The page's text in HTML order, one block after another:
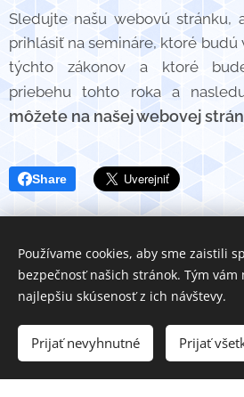
Sledujte našu webovú stránku,
prihlásiť na semináre, ktoré budú
týchto zákonov a ktoré
priebehu tohto roka a
môžete na našej webovej
Share
C&D Services TM All
https://www.povod.sk
Vytvorené službou
Používame cookies, aby sme zaistili
bezpečnosť našich stránok. Tým
najlepšiu skúsenosť z ich návštevy.
Prijať nevyhnutné Prijať